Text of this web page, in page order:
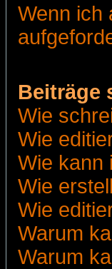
Wenn ich
Beiträge
Wie
Wie
Wie kann
Wie
Wie
Warum
Warum